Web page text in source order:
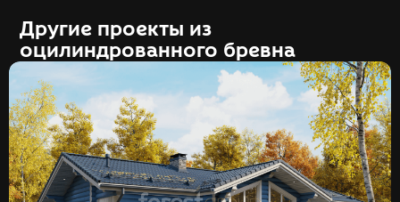
Другие проекты из
оцилиндрованного бревна